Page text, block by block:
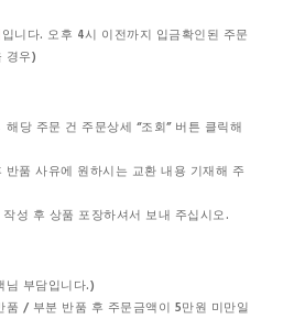
입니다. 오후 4시 이전까지 입금확인된 주문
경우)
당 주문 건 주문상세 “조회” 버튼 클릭해
품 사유에 원하시는 교환 내용 기재해 주
성 후 상품 포장하셔서 보내 주십시오.
님 부담입니다.)
/ 부분 반품 후 주문금액이 5만원 미만일